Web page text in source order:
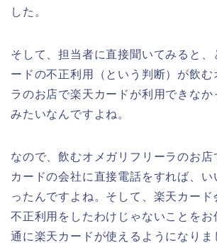
した。
そして、担当者に直接聞いてみると、
ードの不正利用（という判断）が飲む
ラのお店で楽天カードが利用できなか
みたいなんですよね。
なので、飲むオメガリフリーラのお店
カードの会社に直接電話をすれば、い
ったんですよね。そして、楽天カード
不正利用をしたわけじゃないことをお
通に楽天カードが使えるようになりま